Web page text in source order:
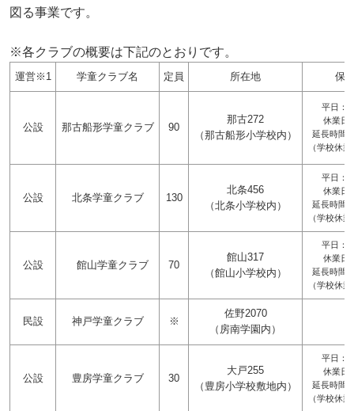
図る事業です。
※各クラブの概要は下記のとおりです。
運営※1 学童クラブ名 定員 所在地 保
公設 那古船形学童クラブ 90
那古272
（那古船形小学校内）
平日：
休業日
延長時間
（学校休
公設 北条学童クラブ 130
北条456
（北条小学校内）
平日：
休業日
延長時間
（学校休
公設 館山学童クラブ 70
館山317
（館山小学校内）
平日：
休業日
延長時間
（学校休
民設 神戸学童クラブ ※
佐野2070
（房南学園内）
公設 豊房学童クラブ 30
大戸255
（豊房小学校敷地内）
平日：
休業日
延長時間
（学校休